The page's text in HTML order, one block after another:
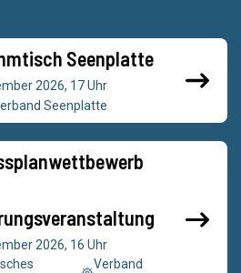
Seenplatte
2026, 17 Uhr
Seenplatte
2026, 16 Uhr
Verband